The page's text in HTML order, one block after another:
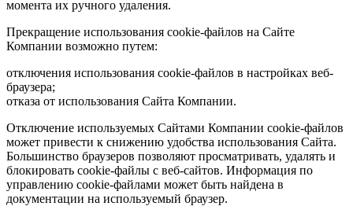
момента их ручного удаления.
Прекращение использования cookie-файлов на Сайте
Компании возможно путем:
отключения использования cookie-файлов в настройках веб-
браузера;
отказа от использования Сайта Компании.
Отключение используемых Сайтами Компании cookie-файлов
может привести к снижению удобства использования Сайта.
Большинство браузеров позволяют просматривать, удалять и
блокировать cookie-файлы c веб-сайтов. Информация по
управлению cookie-файлами может быть найдена в
документации на используемый браузер.